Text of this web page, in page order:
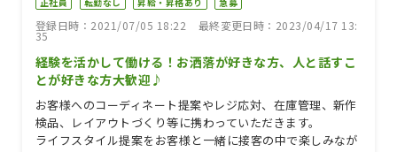
登録日時：2021/07/05 18:22 最終変更日時：2023/04/17 13:
35
経験を活かして働ける！お洒落が好きな方、人と話すこ
とが好きな方大歓迎♪
お客様へのコーディネート提案やレジ応対、在庫管理、新作
検品、レイアウトづくり等に携わっていただきます。
ライフスタイル提案をお客様と一緒に接客の中で楽しみなが